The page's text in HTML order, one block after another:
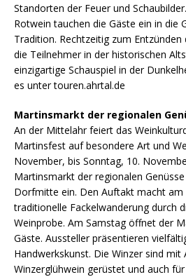
Standorten der Feuer und
Rotwein tauchen die Gäste ein in die
Tradition. Rechtzeitig zum
die Teilnehmer in der historischen
einzigartige Schauspiel in der
es unter touren.ahrtal.de
Martinsmarkt der regionalen
An der Mittelahr feiert das
Martinsfest auf besondere Art und
November, bis Sonntag, 10.
Martinsmarkt der regionalen
Dorfmitte ein. Den Auftakt macht am
traditionelle Fackelwanderung durch
Weinprobe. Am Samstag öffnet der
Gäste. Aussteller präsentieren
Handwerkskunst. Die Winzer sind mit
Winzerglühwein gerüstet und auch